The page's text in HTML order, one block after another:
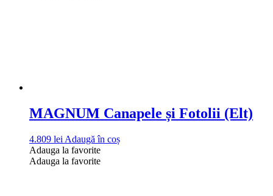
MAGNUM Canapele și Fotolii (Elt)
4.809 lei Adaugă în coș
Adauga la favorite
Adauga la favorite